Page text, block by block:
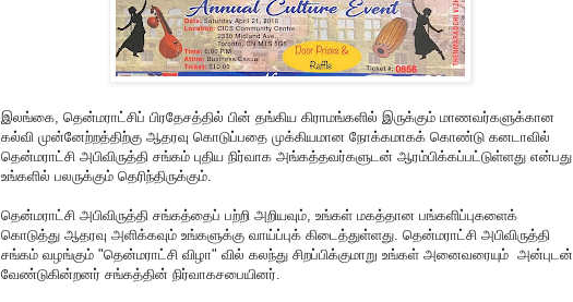
இலங்கை, தென்மராட்சிப் பிரதேசத்தில் பின் தங்கிய கிராமங்களில் இருக்கும் மாணவர்களுக்கான
கல்வி முன்னேற்றத்திற்கு ஆதரவு கொடுப்பதை முக்கியமான நோக்கமாகக் கொண்டு கனடாவில்
தென்மராட்சி அபிவிருத்தி சங்கம் புதிய நிர்வாக அங்கத்தவர்களுடன் ஆரம்பிக்கப்பட்டுள்ளது என்பது
உங்களில் பலருக்கும் தெரிந்திருக்கும்.
தென்மராட்சி அபிவிருத்தி சங்கத்தைப் பற்றி அறியவும், உங்கள் மகத்தான பங்களிப்புகளைக்
கொடுத்து ஆதரவு அளிக்கவும் உங்களுக்கு வாய்ப்புக் கிடைத்துள்ளது. தென்மராட்சி அபிவிருத்தி
சங்கம் வழங்கும் "தென்மராட்சி விழா" வில் கலந்து சிறப்பிக்குமாறு உங்கள் அனைவரையும் அன்புடன்
வேண்டுகின்றனர் சங்கத்தின் நிர்வாகசபையினர்.